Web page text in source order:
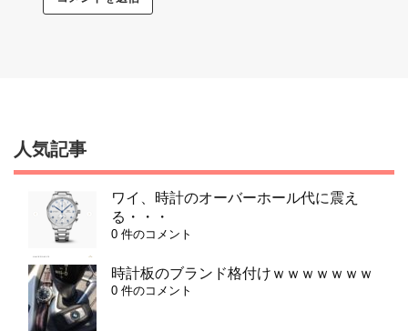
人気記事
ワイ、時計のオーバーホール代に震え
る・・・
0 件のコメント
時計板のブランド格付けｗｗｗｗｗｗｗ
0 件のコメント